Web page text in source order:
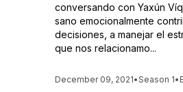
conversando con Yaxún
sano emocionalmente
decisiones, a manejar el
que nos relacionamo...
December 09, 2021•Season 1•